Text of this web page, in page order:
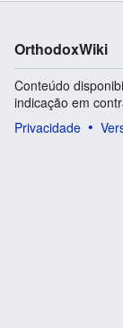
OrthodoxWiki
Conteúdo
indicação em
Privacidade